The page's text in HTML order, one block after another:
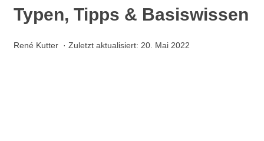
Typen, Tipps & Basiswissen
René Kutter · Zuletzt aktualisiert: 20. Mai 2022